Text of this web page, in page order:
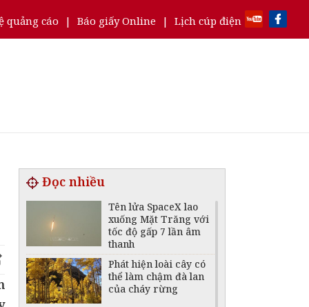
quảng cáo | Báo giấy Online | Lịch cúp điện
Đọc nhiều
Tên lửa SpaceX lao
xuống Mặt Trăng với
tốc độ gấp 7 lần âm
thanh
Phát hiện loài cây có
thể làm chậm đà lan
của cháy rừng